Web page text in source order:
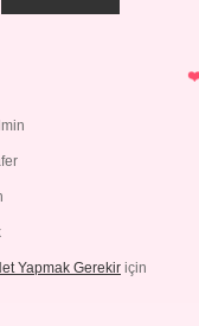
Yapmak Gerekir için